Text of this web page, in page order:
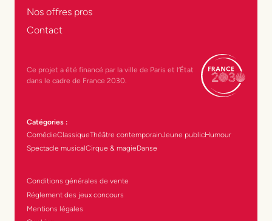
Nos offres pros
Contact
Ce projet a été financé par la ville de Paris et l’État
dans le cadre de France 2030.
Catégories :
ComédieClassiqueThéâtre contemporainJeune publicHumour
Spectacle musicalCirque & magieDanse
Conditions générales de vente
Réglement des jeux concours
Mentions légales